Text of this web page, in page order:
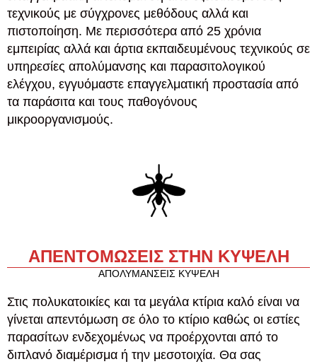
τεχνικούς με σύγχρονες μεθόδους αλλά και
πιστοποίηση. Με περισσότερα από 25 χρόνια
εμπειρίας αλλά και άρτια εκπαιδευμένους τεχνικούς σε
υπηρεσίες απολύμανσης και παρασιτολογικού
ελέγχου, εγγυόμαστε επαγγελματική προστασία από
τα παράσιτα και τους παθογόνους
μικροοργανισμούς.
ΑΠΕΝΤΟΜΩΣΕΙΣ ΣΤΗΝ ΚΥΨΕΛΗ
ΑΠΟΛΥΜΑΝΣΕΙΣ ΚΥΨΕΛΗ
Στις πολυκατοικίες και τα μεγάλα κτίρια καλό είναι να
γίνεται απεντόμωση σε όλο το κτίριο καθώς οι εστίες
παρασίτων ενδεχομένως να προέρχονται από το
διπλανό διαμέρισμα ή την μεσοτοιχία. Θα σας